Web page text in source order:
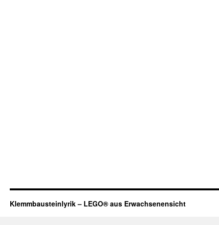
Klemmbausteinlyrik – LEGO® aus Erwachsenensicht